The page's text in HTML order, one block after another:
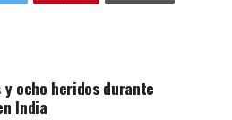
y ocho heridos durante
India